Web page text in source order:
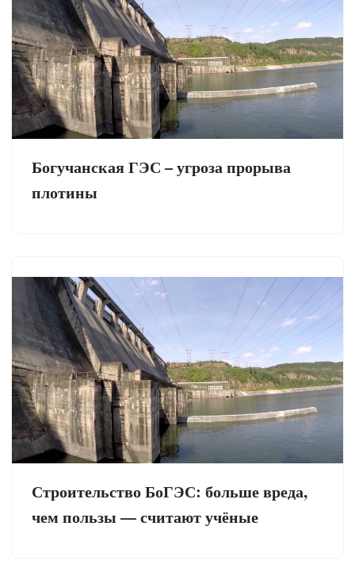
Богучанская ГЭС – угроза прорыва
плотины
Строительство БоГЭС: больше вреда,
чем пользы — считают учёные